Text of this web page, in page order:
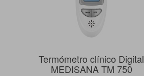
Termómetro clínico Digital
MEDISANA TM 750